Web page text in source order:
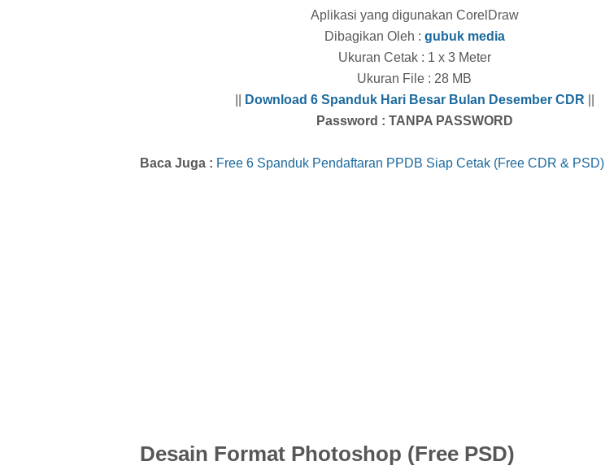
Aplikasi yang digunakan CorelDraw
Dibagikan Oleh : gubuk media
Ukuran Cetak : 1 x 3 Meter
Ukuran File : 28 MB
Download 6 Spanduk Hari Besar Bulan Desember CDR
Password : TANPA PASSWORD
Baca Juga : Free 6 Spanduk Pendaftaran PPDB Siap Cetak (Free CDR & PSD)
Desain Format Photoshop (Free PSD)